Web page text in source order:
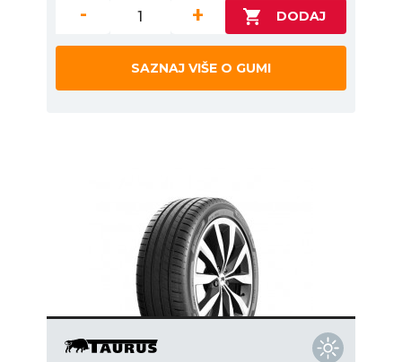
- +
SAZNAJ VIŠE O GUMI